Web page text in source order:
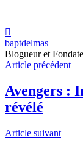
baptdelmas
Blogueur et
Article précédent
Avengers :
révélé
Article suivant